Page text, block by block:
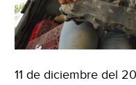
11 de diciembre del